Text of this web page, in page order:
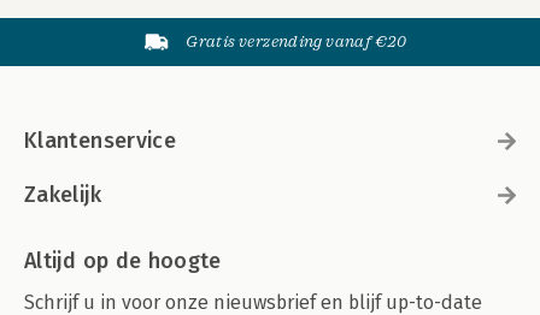
Gratis verzending vanaf €20
Klantenservice
Zakelijk
Altijd op de hoogte
Schrijf u in voor onze nieuwsbrief en blijf up-to-date